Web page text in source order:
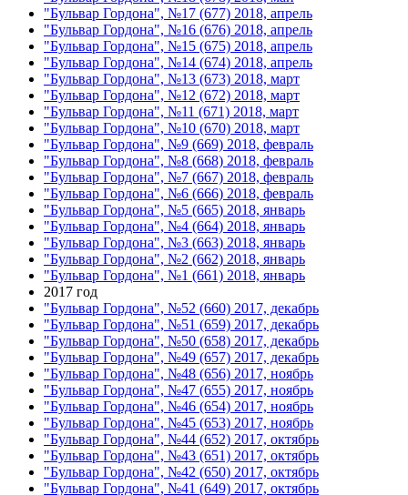
"Бульвар Гордона", №17 (677) 2018, апрель
"Бульвар Гордона", №16 (676) 2018, апрель
"Бульвар Гордона", №15 (675) 2018, апрель
"Бульвар Гордона", №14 (674) 2018, апрель
"Бульвар Гордона", №13 (673) 2018, март
"Бульвар Гордона", №12 (672) 2018, март
"Бульвар Гордона", №11 (671) 2018, март
"Бульвар Гордона", №10 (670) 2018, март
"Бульвар Гордона", №9 (669) 2018, февраль
"Бульвар Гордона", №8 (668) 2018, февраль
"Бульвар Гордона", №7 (667) 2018, февраль
"Бульвар Гордона", №6 (666) 2018, февраль
"Бульвар Гордона", №5 (665) 2018, январь
"Бульвар Гордона", №4 (664) 2018, январь
"Бульвар Гордона", №3 (663) 2018, январь
"Бульвар Гордона", №2 (662) 2018, январь
"Бульвар Гордона", №1 (661) 2018, январь
2017 год
"Бульвар Гордона", №52 (660) 2017, декабрь
"Бульвар Гордона", №51 (659) 2017, декабрь
"Бульвар Гордона", №50 (658) 2017, декабрь
"Бульвар Гордона", №49 (657) 2017, декабрь
"Бульвар Гордона", №48 (656) 2017, ноябрь
"Бульвар Гордона", №47 (655) 2017, ноябрь
"Бульвар Гордона", №46 (654) 2017, ноябрь
"Бульвар Гордона", №45 (653) 2017, ноябрь
"Бульвар Гордона", №44 (652) 2017, октябрь
"Бульвар Гордона", №43 (651) 2017, октябрь
"Бульвар Гордона", №42 (650) 2017, октябрь
"Бульвар Гордона", №41 (649) 2017, октябрь